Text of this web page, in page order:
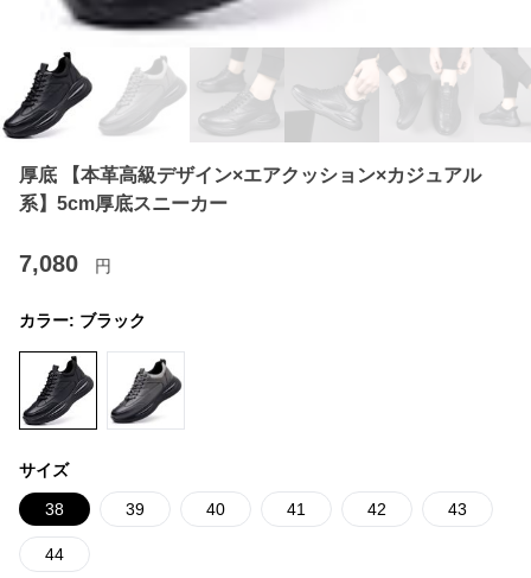
厚底 【本革高級デザイン×エアクッション×カジュアル
系】5cm厚底スニーカー
7,080 円
カラー: ブラック
サイズ
38 39 40 41 42 43
44